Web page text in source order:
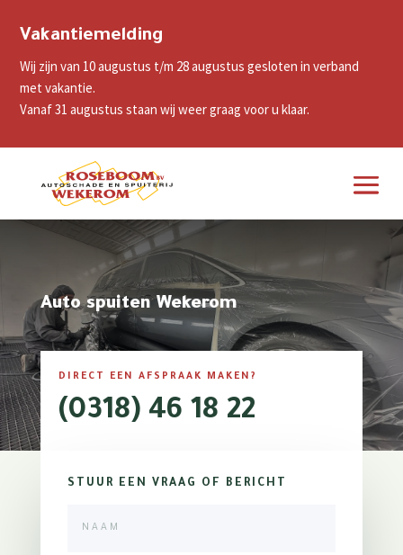
Vakantiemelding
Wij zijn van 10 augustus t/m 28 augustus gesloten in verband
met vakantie.
Vanaf 31 augustus staan wij weer graag voor u klaar.
Auto spuiten Wekerom
DIRECT EEN AFSPRAAK MAKEN?
(0318) 46 18 22
STUUR EEN VRAAG OF BERICHT